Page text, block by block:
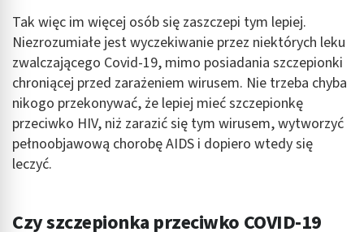
Tak więc im więcej osób się zaszczepi tym lepiej.
Niezrozumiałe jest wyczekiwanie przez niektórych leku
zwalczającego Covid-19, mimo posiadania szczepionki
chroniącej przed zarażeniem wirusem. Nie trzeba chyba
nikogo przekonywać, że lepiej mieć szczepionkę
przeciwko HIV, niż zarazić się tym wirusem, wytworzyć
pełnoobjawową chorobę AIDS i dopiero wtedy się
leczyć.
Czy szczepionka przeciwko COVID-19
Wydajność (Performance)
Reklama / śledzenie